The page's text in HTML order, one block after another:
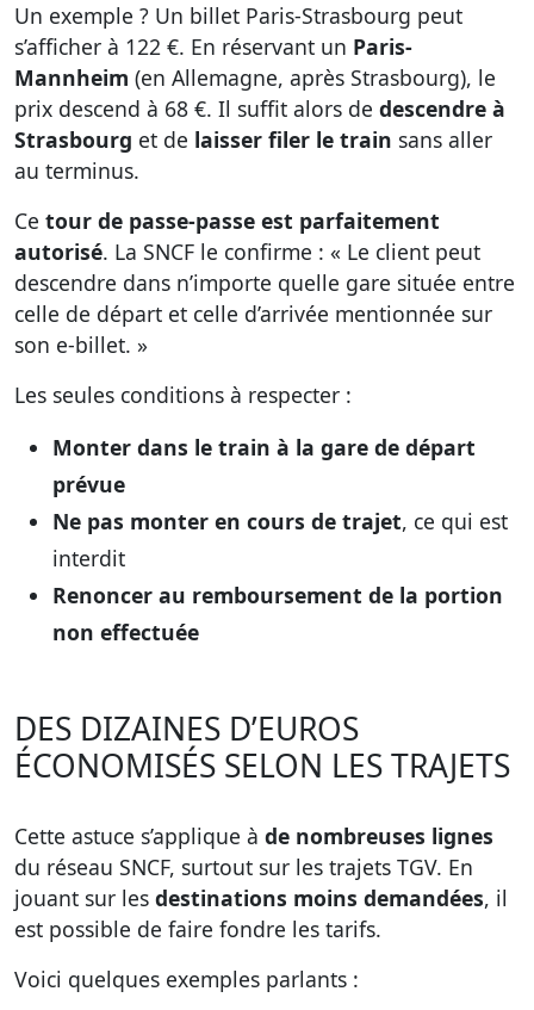
Un exemple ? Un billet Paris-Strasbourg peut
s’afficher à 122 €. En réservant un Paris-
Mannheim (en Allemagne, après Strasbourg), le
prix descend à 68 €. Il suffit alors de descendre à
Strasbourg et de laisser filer le train sans aller
au terminus.
Ce tour de passe-passe est parfaitement
autorisé. La SNCF le confirme : « Le client peut
descendre dans n’importe quelle gare située entre
celle de départ et celle d’arrivée mentionnée sur
son e-billet. »
Les seules conditions à respecter :
Monter dans le train à la gare de départ
prévue
Ne pas monter en cours de trajet, ce qui est
interdit
Renoncer au remboursement de la portion
non effectuée
DES DIZAINES D’EUROS
ÉCONOMISÉS SELON LES TRAJETS
Cette astuce s’applique à de nombreuses lignes
du réseau SNCF, surtout sur les trajets TGV. En
jouant sur les destinations moins demandées, il
est possible de faire fondre les tarifs.
Voici quelques exemples parlants :